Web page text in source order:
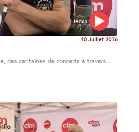
14 min
10 Juillet 2026
des centaines de concerts à travers...